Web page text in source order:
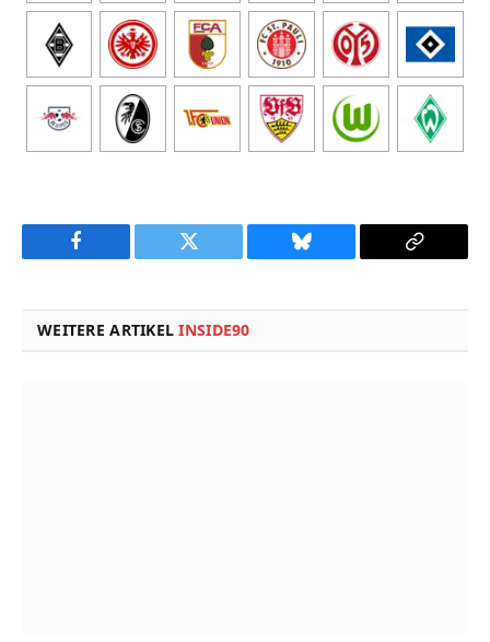
Facebook Twitter Bluesky
Copy
WEITERE ARTIKELINSIDE90